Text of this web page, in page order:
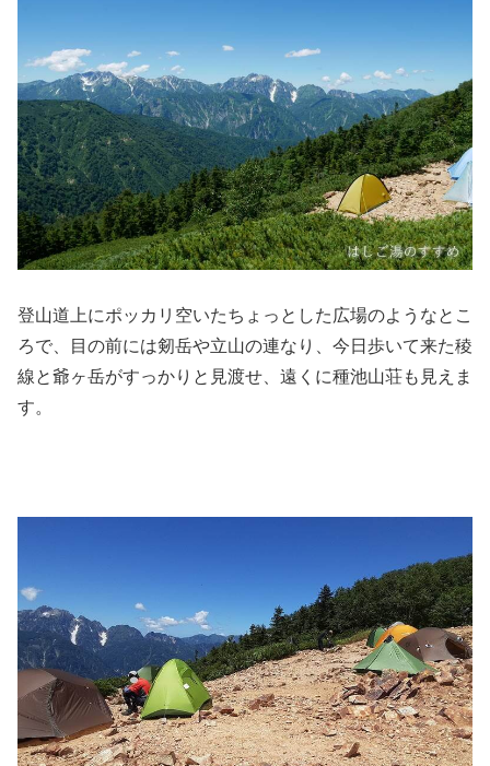
登山道上にポッカリ空いたちょっとした広場のようなとこ
ろで、目の前には剱岳や立山の連なり、今日歩いて来た稜
線と爺ヶ岳がすっかりと見渡せ、遠くに種池山荘も見えま
す。